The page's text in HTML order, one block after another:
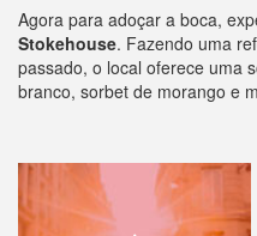
Agora para adoçar a boca,
Stokehouse. Fazendo uma
passado, o local oferece uma
branco, sorbet de morango e